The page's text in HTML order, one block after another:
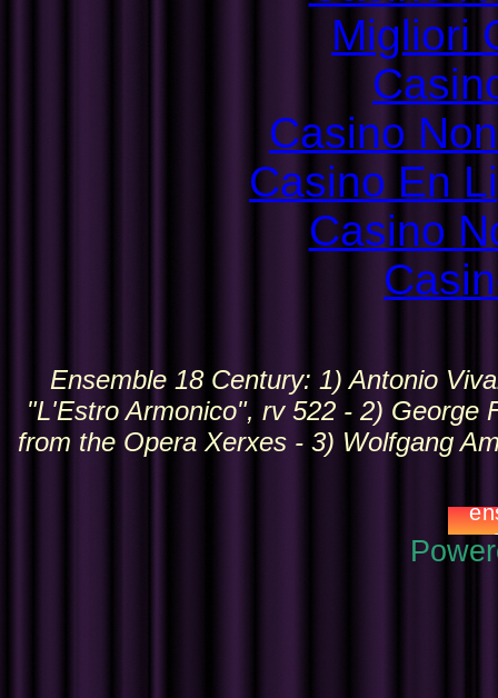
Migliori
Casino
Casino En
Casino
Ensemble 18 Century: 1) Antonio
"L'Estro Armonico", rv 522 - 2) George
from the Opera Xerxes - 3) Wolfgang